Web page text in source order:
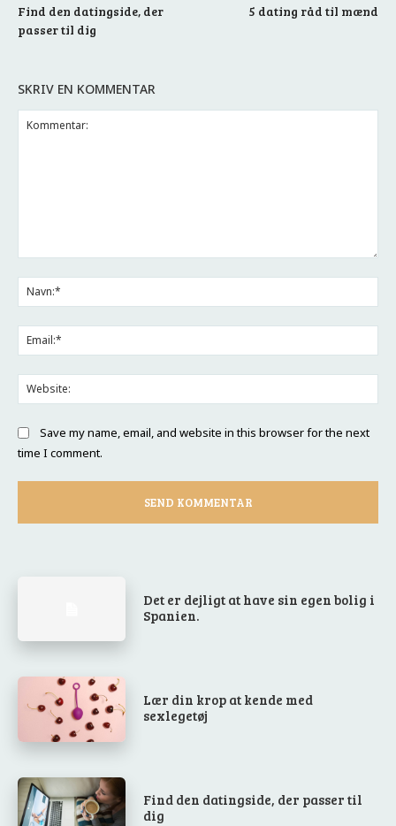
Find den datingside, der
passer til dig
5 dating råd til mænd
SKRIV EN KOMMENTAR
Save my name, email, and website in this browser for the next
time I comment.
Det er dejligt at have sin egen bolig i
Spanien.
Lær din krop at kende med
sexlegetøj
Find den datingside, der passer til
dig